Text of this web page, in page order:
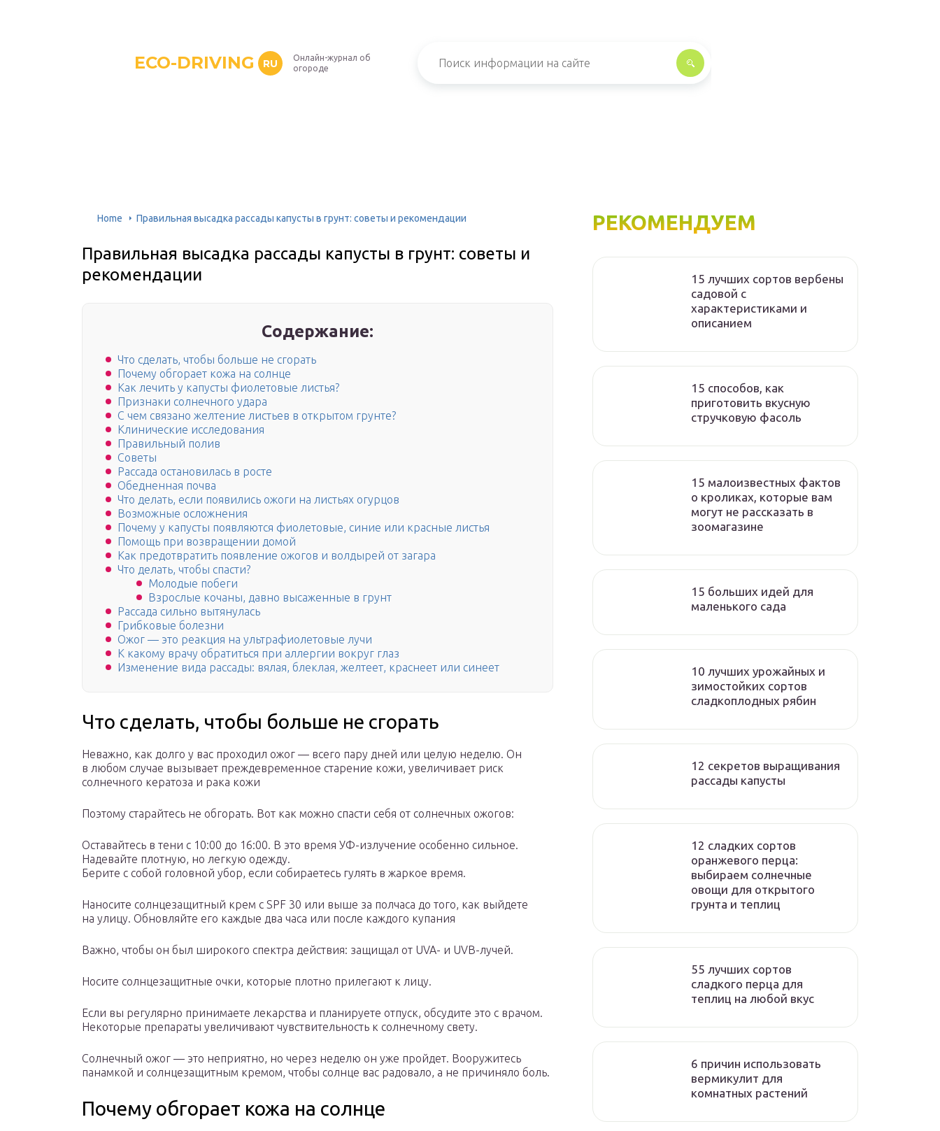
ECO-DRIVING RU
Онлайн-журнал об
огороде
Home Правильная высадка рассады капусты в грунт: советы и рекомендации
Правильная высадка рассады капусты в грунт: советы и
рекомендации
Содержание:
Что сделать, чтобы больше не сгорать
Почему обгорает кожа на солнце
Как лечить у капусты фиолетовые листья?
Признаки солнечного удара
С чем связано желтение листьев в открытом грунте?
Клинические исследования
Правильный полив
Советы
Рассада остановилась в росте
Обедненная почва
Что делать, если появились ожоги на листьях огурцов
Возможные осложнения
Почему у капусты появляются фиолетовые, синие или красные листья
Помощь при возвращении домой
Как предотвратить появление ожогов и волдырей от загара
Что делать, чтобы спасти?
Молодые побеги
Взрослые кочаны, давно высаженные в грунт
Рассада сильно вытянулась
Грибковые болезни
Ожог — это реакция на ультрафиолетовые лучи
К какому врачу обратиться при аллергии вокруг глаз
Изменение вида рассады: вялая, блеклая, желтеет, краснеет или синеет
Что сделать, чтобы больше не сгорать
Неважно, как долго у вас проходил ожог — всего пару дней или целую неделю. Он
в любом случае вызывает преждевременное старение кожи, увеличивает риск
солнечного кератоза и рака кожи
Поэтому старайтесь не обгорать. Вот как можно спасти себя от солнечных ожогов:
Оставайтесь в тени с 10:00 до 16:00. В это время УФ-излучение особенно сильное.
Надевайте плотную, но легкую одежду.
Берите с собой головной убор, если собираетесь гулять в жаркое время.
Наносите солнцезащитный крем с SPF 30 или выше за полчаса до того, как выйдете
на улицу. Обновляйте его каждые два часа или после каждого купания
Важно, чтобы он был широкого спектра действия: защищал от UVA- и UVB-лучей.
Носите солнцезащитные очки, которые плотно прилегают к лицу.
Если вы регулярно принимаете лекарства и планируете отпуск, обсудите это с врачом.
Некоторые препараты увеличивают чувствительность к солнечному свету.
Солнечный ожог — это неприятно, но через неделю он уже пройдет. Вооружитесь
панамкой и солнцезащитным кремом, чтобы солнце вас радовало, а не причиняло боль.
Почему обгорает кожа на солнце
РЕКОМЕНДУЕМ
15 лучших сортов вербены
садовой с
характеристиками и
описанием
15 способов, как
приготовить вкусную
стручковую фасоль
15 малоизвестных фактов
о кроликах, которые вам
могут не рассказать в
зоомагазине
15 больших идей для
маленького сада
10 лучших урожайных и
зимостойких сортов
сладкоплодных рябин
12 секретов выращивания
рассады капусты
12 сладких сортов
оранжевого перца:
выбираем солнечные
овощи для открытого
грунта и теплиц
55 лучших сортов
сладкого перца для
теплиц на любой вкус
6 причин использовать
вермикулит для
комнатных растений